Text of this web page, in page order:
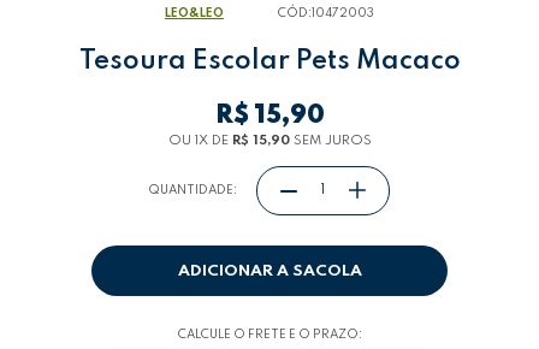
LEO&LEO CÓD: 10472003
Tesoura Escolar Pets Macaco
R$ 15,90
OU 1XDE R$ 15,90SEM JUROS
QUANTIDADE:
ADICIONAR A SACOLA
CALCULE O FRETE E O PRAZO: